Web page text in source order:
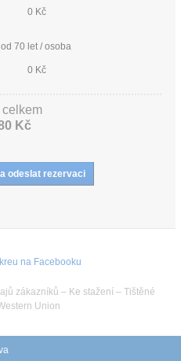
0 Kč
70 let / osoba
0 Kč
celkem
Kč
na Facebooku
zákazníků – Ke stažení – Tištěné
Union